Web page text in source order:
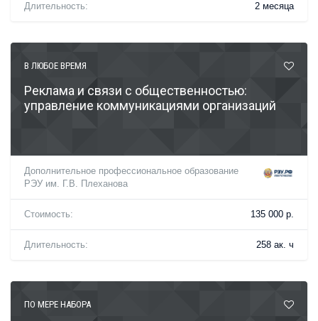
Длительность: 2 месяца
В ЛЮБОЕ ВРЕМЯ
Реклама и связи с общественностью:
управление коммуникациями организаций
Дополнительное профессиональное образование
РЭУ им. Г.В. Плеханова
Стоимость: 135 000 р.
Длительность: 258 ак. ч
ПО МЕРЕ НАБОРА